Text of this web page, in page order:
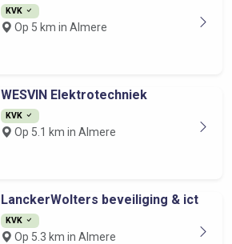
KVK
Op 5 km in Almere
WESVIN Elektrotechniek
KVK
Op 5.1 km in Almere
LanckerWolters beveiliging & ict
KVK
Op 5.3 km in Almere